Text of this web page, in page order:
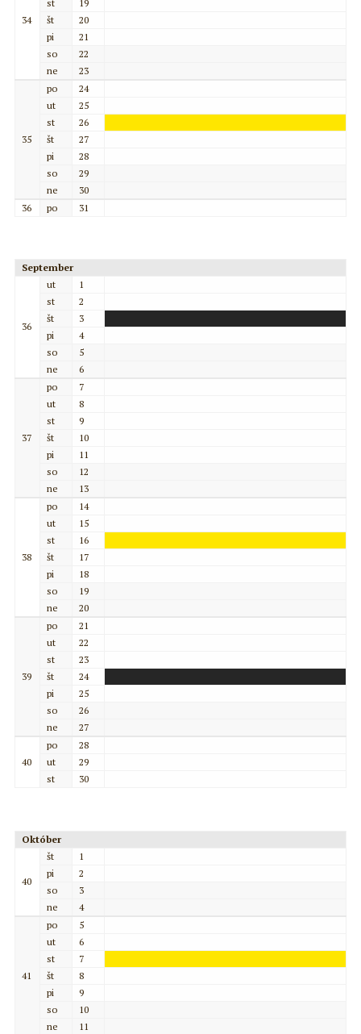
34
st
19
št
20
pi
21
so
22
ne
23
35
po
24
ut
25
st
26
št
27
pi
28
so
29
ne
30
36
po 31
September
36
ut
1
st
2
št
3
pi
4
so
5
ne
6
37
po
7
ut
8
st
9
št
10
pi
11
so
12
ne
13
38
po
14
ut
15
st
16
št
17
pi
18
so
19
ne
20
39
po
21
ut
22
st
23
št
24
pi
25
so
26
ne
27
40
po
28
ut
29
st
30
Október
40
št
1
pi
2
so
3
ne
4
41
po
5
ut
6
st
7
št
8
pi
9
so
10
ne
11